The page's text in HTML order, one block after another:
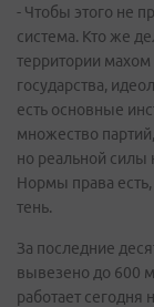
- Чтобы этого не
система. Кто же
территории
государства,
есть основные
множество
но реальной силы
Нормы права
тень.
За последние
вывезено до 600
работает сегодня